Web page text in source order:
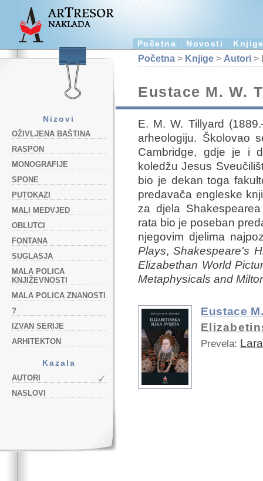
Početna Novosti
Nizovi
OŽIVLJENA BAŠTINA
RASPON
MONOGRAFIJE
SPONE
PUTOKAZI
MALI MEDVJED
OBLUTCI
FONTANA
SUGLASJA
MALA POLICA
KNJIŽEVNOSTI
MALA POLICA ZNANOSTI
?
IZVAN SERIJE
ARHITEKTON
Kazala
AUTORI
NASLOVI
Početna > Knjige > Autori >
Eustace M. W.
E. M. W. Tillyard
arheologiju. Školovao
Cambridge, gdje je i
koledžu Jesus
bio je dekan toga
predavača engleske
za djela
rata bio je poseban
njegovim djelima
Plays,Shakespeare's
Elizabethan World
Metaphysicals and
Eustace
Prevela: